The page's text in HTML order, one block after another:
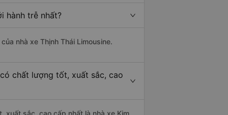
hành trễ nhất?
nhà xe Thịnh Thái Limousine.
chất lượng tốt, xuất sắc, cao